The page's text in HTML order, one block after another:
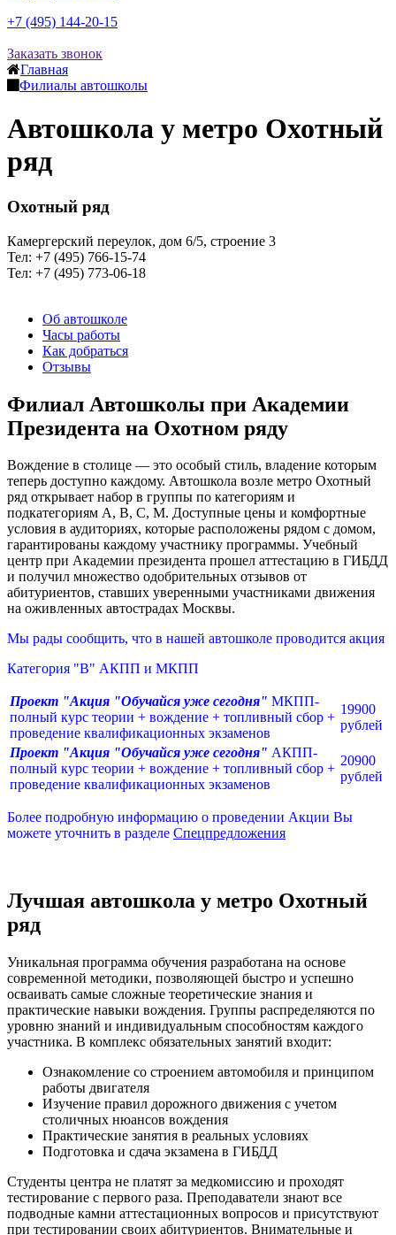
+7 (495) 144-20-15
Заказать звонок
Главная
Филиалы автошколы
Автошкола у метро Охотный
ряд
Охотный ряд
Камергерский переулок, дом 6/5, строение 3
Тел: +7 (495) 766-15-74
Тел: +7 (495) 773-06-18
Об автошколе
Часы работы
Как добраться
Отзывы
Филиал Автошколы при Академии
Президента на Охотном ряду
Вождение в столице — это особый стиль, владение которым
теперь доступно каждому. Автошкола возле метро Охотный
ряд открывает набор в группы по категориям и
подкатегориям А, В, С, М. Доступные цены и комфортные
условия в аудиториях, которые расположены рядом с домом,
гарантированы каждому участнику программы. Учебный
центр при Академии президента прошел аттестацию в ГИБДД
и получил множество одобрительных отзывов от
абитуриентов, ставших уверенными участниками движения
на оживленных автострадах Москвы.
Мы рады сообщить, что в нашей автошколе проводится акция
Категория "В" АКПП и МКПП
Проект "Акция "Обучайся уже сегодня" МКПП-
полный курс теории + вождение + топливный сбор +
проведение квалификационных экзаменов
19900
рублей
Проект "Акция "Обучайся уже сегодня" АКПП-
полный курс теории + вождение + топливный сбор +
проведение квалификационных экзаменов
20900
рублей
Более подробную информацию о проведении Акции Вы
можете уточнить в разделе Спецпредложения
Лучшая автошкола у метро Охотный
ряд
Уникальная программа обучения разработана на основе
современной методики, позволяющей быстро и успешно
осваивать самые сложные теоретические знания и
практические навыки вождения. Группы распределяются по
уровню знаний и индивидуальным способностям каждого
участника. В комплекс обязательных занятий входит:
Ознакомление со строением автомобиля и принципом
работы двигателя
Изучение правил дорожного движения с учетом
столичных нюансов вождения
Практические занятия в реальных условиях
Подготовка и сдача экзамена в ГИБДД
Студенты центра не платят за медкомиссию и проходят
тестирование с первого раза. Преподаватели знают все
подводные камни аттестационных вопросов и присутствуют
при тестировании своих абитуриентов. Внимательные и